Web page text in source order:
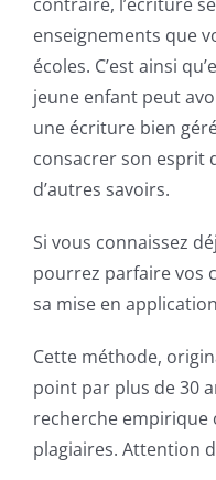
enseignements que
écoles. C’est ainsi
jeune enfant peut
une écriture bien
consacrer son esprit
d’autres savoirs.
Si vous connaissez
pourrez parfaire vos
sa mise en
Cette méthode,
point par plus de 30
recherche empirique
plagiaires. Attention